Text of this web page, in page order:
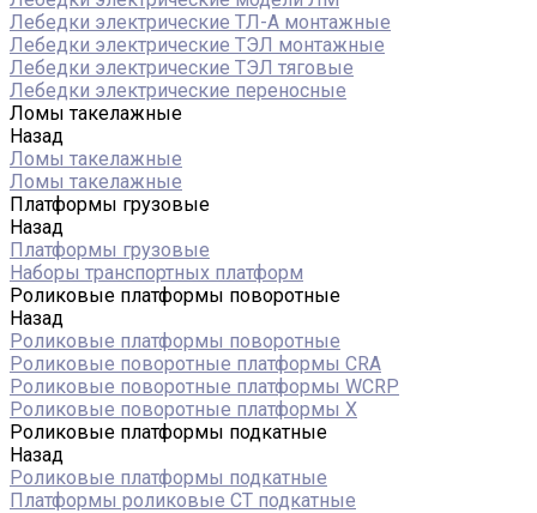
Лебедки электрические ТЛ-А монтажные
Лебедки электрические ТЭЛ монтажные
Лебедки электрические ТЭЛ тяговые
Лебедки электрические переносные
Ломы такелажные
Назад
Ломы такелажные
Ломы такелажные
Платформы грузовые
Назад
Платформы грузовые
Наборы транспортных платформ
Роликовые платформы поворотные
Назад
Роликовые платформы поворотные
Роликовые поворотные платформы CRA
Роликовые поворотные платформы WCRP
Роликовые поворотные платформы X
Роликовые платформы подкатные
Назад
Роликовые платформы подкатные
Платформы роликовые СТ подкатные